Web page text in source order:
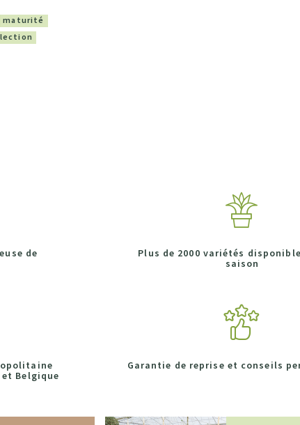
maturité
de Plus de 2000 variétés
saison
Belgique
Garantie de reprise et conseils